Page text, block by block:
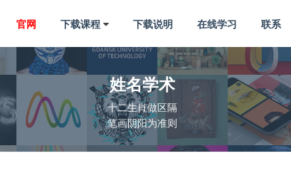
官网 下载课程 下载说明 在线学习 联系
姓名学术
十二生肖做区隔
笔画阴阳为准则